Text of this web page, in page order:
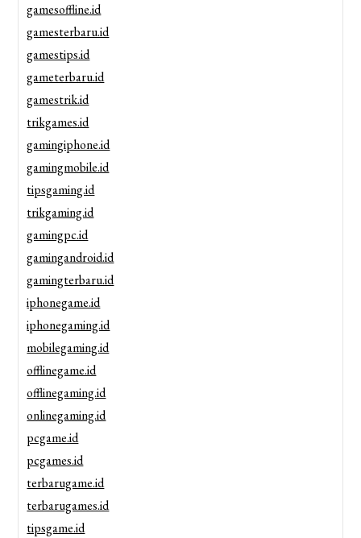
gamesoffline.id
gamesterbaru.id
gamestips.id
gameterbaru.id
gamestrik.id
trikgames.id
gamingiphone.id
gamingmobile.id
tipsgaming.id
trikgaming.id
gamingpc.id
gamingandroid.id
gamingterbaru.id
iphonegame.id
iphonegaming.id
mobilegaming.id
offlinegame.id
offlinegaming.id
onlinegaming.id
pcgame.id
pcgames.id
terbarugame.id
terbarugames.id
tipsgame.id